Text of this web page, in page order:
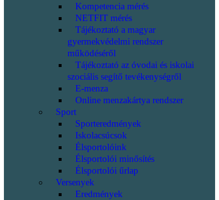
Kompetencia mérés
NETFIT mérés
Tájékoztató a magyar
gyermekvédelmi rendszer
működéséről
Tájékoztató az óvodai és iskolai
szociális segítő tevékenységről
E-menza
Online menzakártya rendszer
Sport
Sporteredmények
Iskolacsúcsok
Élsportolóink
Élsportolói minősítés
Élsportolói űrlap
Versenyek
Eredmények